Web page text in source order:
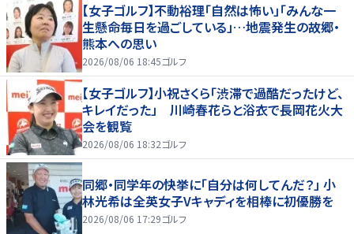
【女子ゴルフ】不動裕理「自然は怖い」「みんな一
生懸命毎日を過ごしている」…地震発生の故郷・
熊本への思い
2026/08/06 18:45ゴルフ
【女子ゴルフ】小祝さくら「渋滞で過酷だったけど、
キレイだった」 川崎春花らと浴衣で長岡花火大
会を観覧
2026/08/06 18:32ゴルフ
同郷・同学年の快挙に「自分は何してんだ？」 小
林光希は全英女子Vキャディを相棒に初優勝を
2026/08/06 17:29ゴルフ